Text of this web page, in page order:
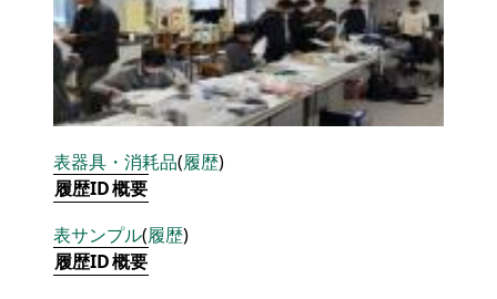
表器具・消耗品(履歴)
履歴ID概要
表サンプル(履歴)
履歴ID概要